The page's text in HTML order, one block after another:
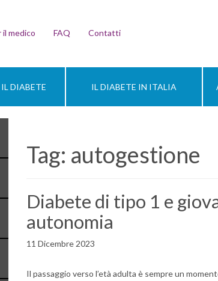
il medico FAQ Contatti
DIABETE IL DIABETE IN ITALIA
Tag: autogestione
Diabete di tipo 1 e
autonomia
11 Dicembre 2023
Il passaggio verso l’età adulta è sempre un